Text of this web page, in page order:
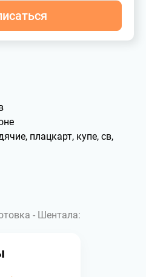
плацкарт, купе, св,
- Шентала: